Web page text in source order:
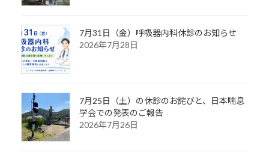
7月31日（金）呼吸器内科休診のお知らせ
2026年7月28日
7月25日（土）の休診のお詫びと、日本喘息
学会での発表のご報告
2026年7月26日